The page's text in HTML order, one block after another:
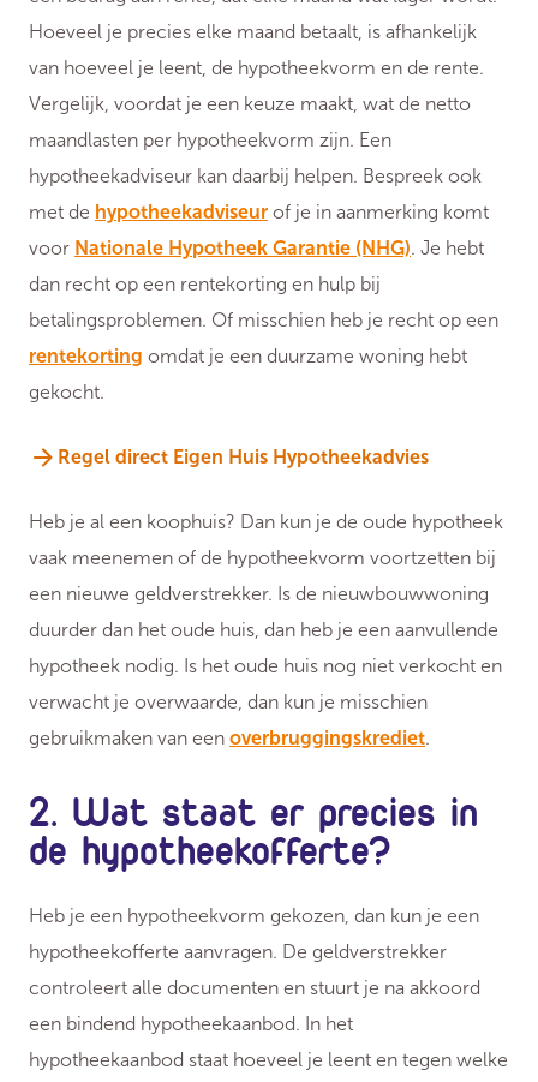
Hoeveel je precies elke maand betaalt, is afhankelijk
van hoeveel je leent, de hypotheekvorm en de rente.
Vergelijk, voordat je een keuze maakt, wat de netto
maandlasten per hypotheekvorm zijn. Een
hypotheekadviseur kan daarbij helpen. Bespreek ook
met de hypotheekadviseur of je in aanmerking komt
voor Nationale Hypotheek Garantie (NHG). Je hebt
dan recht op een rentekorting en hulp bij
betalingsproblemen. Of misschien heb je recht op een
rentekorting omdat je een duurzame woning hebt
gekocht.
Regel direct Eigen Huis Hypotheekadvies
Heb je al een koophuis? Dan kun je de oude hypotheek
vaak meenemen of de hypotheekvorm voortzetten bij
een nieuwe geldverstrekker. Is de nieuwbouwwoning
duurder dan het oude huis, dan heb je een aanvullende
hypotheek nodig. Is het oude huis nog niet verkocht en
verwacht je overwaarde, dan kun je misschien
gebruikmaken van een overbruggingskrediet.
2. Wat staat er precies in
de hypotheekofferte?
Heb je een hypotheekvorm gekozen, dan kun je een
hypotheekofferte aanvragen. De geldverstrekker
controleert alle documenten en stuurt je na akkoord
een bindend hypotheekaanbod. In het
hypotheekaanbod staat hoeveel je leent en tegen welke